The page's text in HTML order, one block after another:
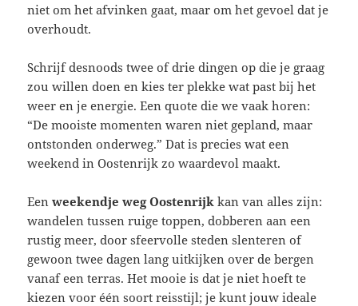
niet om het afvinken gaat, maar om het gevoel dat je
overhoudt.
Schrijf desnoods twee of drie dingen op die je graag
zou willen doen en kies ter plekke wat past bij het
weer en je energie. Een quote die we vaak horen:
“De mooiste momenten waren niet gepland, maar
ontstonden onderweg.” Dat is precies wat een
weekend in Oostenrijk zo waardevol maakt.
Eenweekendje weg Oostenrijk kan van alles zijn:
wandelen tussen ruige toppen, dobberen aan een
rustig meer, door sfeervolle steden slenteren of
gewoon twee dagen lang uitkijken over de bergen
vanaf een terras. Het mooie is dat je niet hoeft te
kiezen voor één soort reisstijl; je kunt jouw ideale